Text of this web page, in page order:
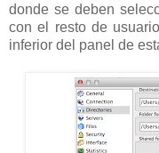
donde se deben
con el resto de
inferior del panel de